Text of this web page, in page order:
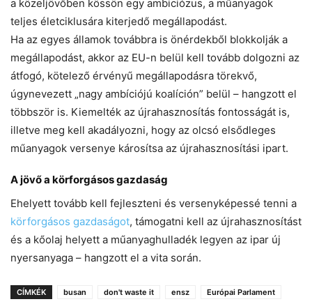
a közeljövőben kössön egy ambiciózus, a műanyagok
teljes életciklusára kiterjedő megállapodást.
Ha az egyes államok továbbra is önérdekből blokkolják a
megállapodást, akkor az EU-n belül kell tovább dolgozni az
átfogó, kötelező érvényű megállapodásra törekvő,
úgynevezett „nagy ambíciójú koalíción” belül – hangzott el
többször is. Kiemelték az újrahasznosítás fontosságát is,
illetve meg kell akadályozni, hogy az olcsó elsődleges
műanyagok versenye károsítsa az újrahasznosítási ipart.
A jövő a körforgásos gazdaság
Ehelyett tovább kell fejleszteni és versenyképessé tenni a
körforgásos gazdaságot, támogatni kell az újrahasznosítást
és a kőolaj helyett a műanyaghulladék legyen az ipar új
nyersanyaga – hangzott el a vita során.
CÍMKÉK busan don't waste it ensz Európai Parlament